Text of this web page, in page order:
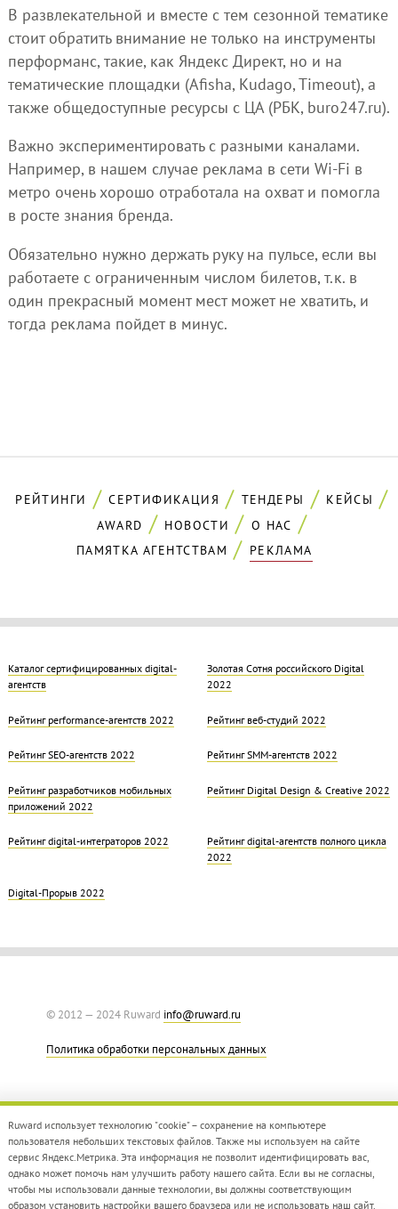
В развлекательной и вместе с тем сезонной тематике
стоит обратить внимание не только на инструменты
перформанс, такие, как Яндекс Директ, но и на
тематические площадки (Afisha, Kudago, Timeout), а
также общедоступные ресурсы с ЦА (РБК, buro247.ru).
Важно экспериментировать с разными каналами.
Например, в нашем случае реклама в сети Wi-Fi в
метро очень хорошо отработала на охват и помогла
в росте знания бренда.
Обязательно нужно держать руку на пульсе, если вы
работаете с ограниченным числом билетов, т.к. в
один прекрасный момент мест может не хватить, и
тогда реклама пойдет в минус.
РЕЙТИНГИ СЕРТИФИКАЦИЯ ТЕНДЕРЫ
КЕЙСЫ
AWARD
НОВОСТИ
О НАС
ПАМЯТКА АГЕНТСТВАМ
РЕКЛАМА
Каталог сертифицированных digital-
агентств
Золотая Cотня российского Digital
2022
Рейтинг performance-агентств 2022 Рейтинг веб-студий 2022
Рейтинг SEO-агентств 2022 Рейтинг SMM-агентств 2022
Рейтинг разработчиков мобильных
приложений 2022
Рейтинг Digital Design & Creative 2022
Рейтинг digital-интеграторов 2022
Рейтинг digital-агентств полного цикла
2022
Digital-Прорыв 2022
© 2012 — 2024 Ruward info@ruward.ru
Политика обработки персональных данных
Дизайн –Red Collar
Создание сайта –Integrate
Ruward использует технологию "cookie" – сохранение на компьютере
пользователя небольших текстовых файлов. Также мы используем на сайте
сервис Яндекс.Метрика. Эта информация не позволит идентифицировать вас,
однако может помочь нам улучшить работу нашего сайта. Если вы не согласны,
чтобы мы использовали данные технологии, вы должны соответствующим
образом установить настройки вашего браузера или не использовать наш сайт.